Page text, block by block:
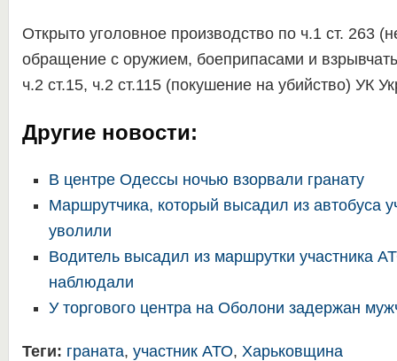
Открыто уголовное производство по ч.1 ст. 263
обращение с оружием, боеприпасами и
ч.2 ст.15, ч.2 ст.115 (покушение на убийство) УК
Другие новости:
В центре Одессы ночью взорвали гранату
Маршрутчика, который высадил из автобуса
уволили
Водитель высадил из маршрутки участника
наблюдали
У торгового центра на Оболони задержан
Теги: граната, участник АТО, Харьковщина